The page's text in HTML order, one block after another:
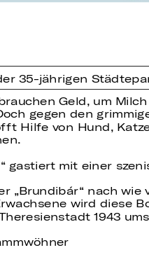
35-jährigen
Geld, um
gegen den
Hilfe von Hund,
gastiert mit einer
„Brundibár“ nach
wird diese
1943